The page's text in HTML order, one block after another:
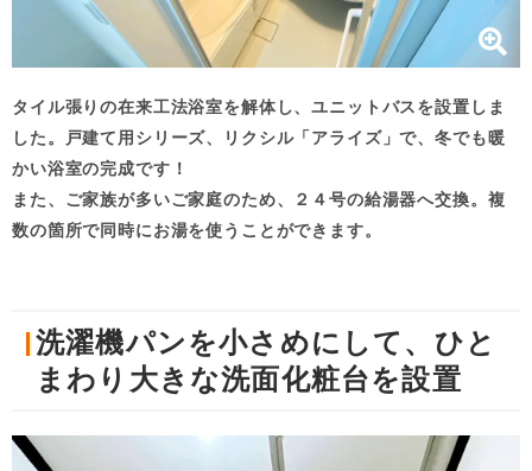
タイル張りの在来工法浴室を解体し、ユニットバスを設置しま
した。戸建て用シリーズ、リクシル「アライズ」で、冬でも暖
かい浴室の完成です！
また、ご家族が多いご家庭のため、２４号の給湯器へ交換。複
数の箇所で同時にお湯を使うことができます。
洗濯機パンを小さめにして、ひと
まわり大きな洗面化粧台を設置